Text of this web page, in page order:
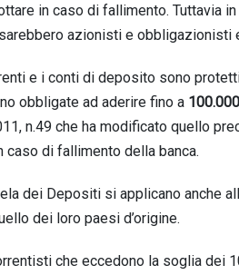
in caso di fallimento. Tuttavia
azionisti e obbligazionisti
e i conti di deposito sono
obbligate ad aderire fino a
n.49 che ha modificato quello
di fallimento della banca.
dei Depositi si applicano anche
dei loro paesi d’origine.
che eccedono la soglia dei